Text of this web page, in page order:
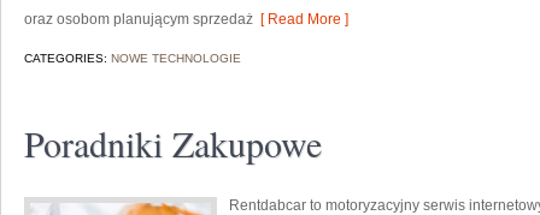
oraz osobom planującym sprzedaż [ Read More ]
CATEGORIES: NOWE TECHNOLOGIE
Poradniki Zakupowe
Rentdabcar to motoryzacyjny serwis